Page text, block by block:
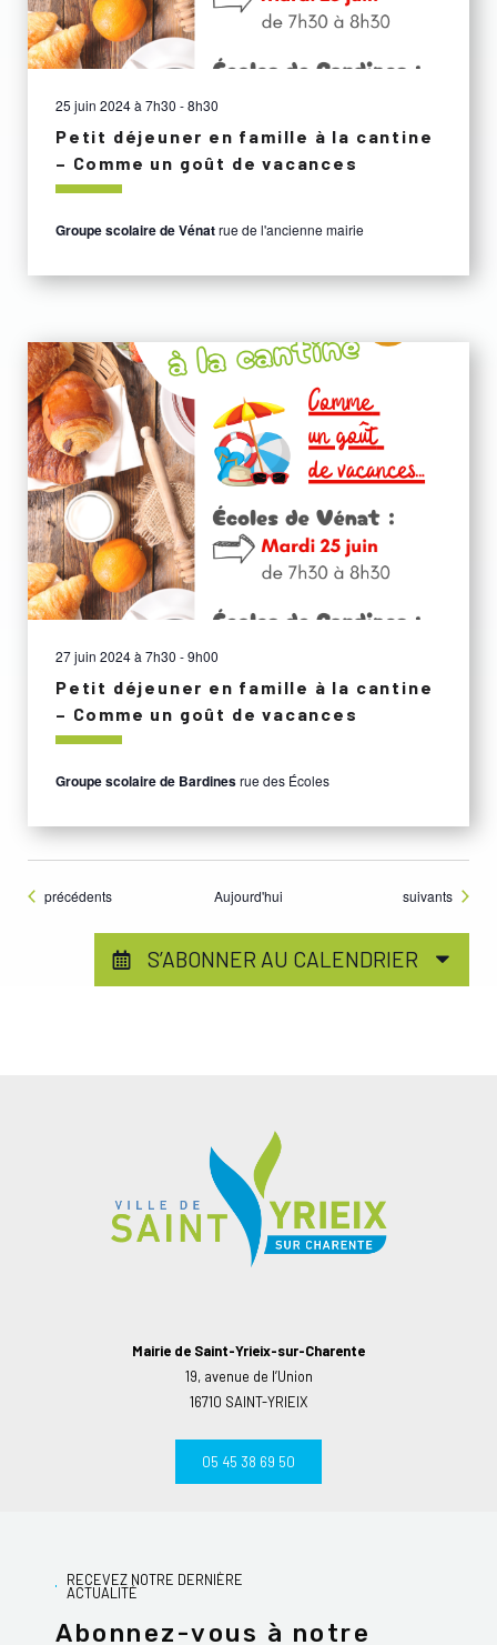
25 juin 2024 à 7h30 -8h30
Petit déjeuner en famille à la cantine
– Comme un goût de vacances
Groupe scolaire de Vénatrue de l'ancienne mairie
27 juin 2024 à 7h30 -9h00
Petit déjeuner en famille à la cantine
– Comme un goût de vacances
Groupe scolaire de Bardinesrue des Écoles
Évènements
précédents Aujourd'hui Évènements
suivants
S’ABONNER AU CALENDRIER
Mairie de Saint-Yrieix-sur-Charente
19, avenue de l’Union
16710 SAINT-YRIEIX
05 45 38 69 50
RECEVEZ NOTRE DERNIÈRE
ACTUALITÉ
Abonnez-vous à notre